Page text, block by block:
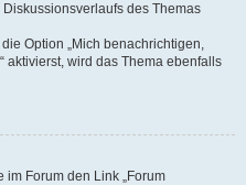
des Themas
Option „Mich benachrichtigen,
aktivierst, wird das Thema ebenfalls
Forum den Link „Forum